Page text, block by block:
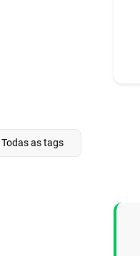
Todas as tags